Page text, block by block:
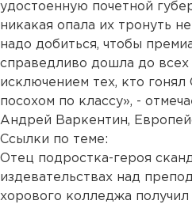
удостоенную почетной
никакая опала их тронуть
надо добиться, чтобы
справедливо дошла до всех
исключением тех, кто
посохом по классу», -
Андрей Варкентин,
Ссылки по теме:
Отец подростка-героя
издевательствах над
хорового колледжа